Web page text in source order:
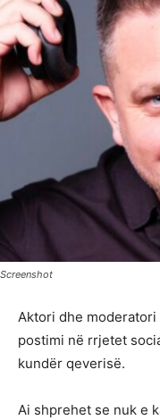
Screenshot
Aktori dhe moderatori
postimi në rrjetet
kundër qeverisë.
Ai shprehet se nuk e